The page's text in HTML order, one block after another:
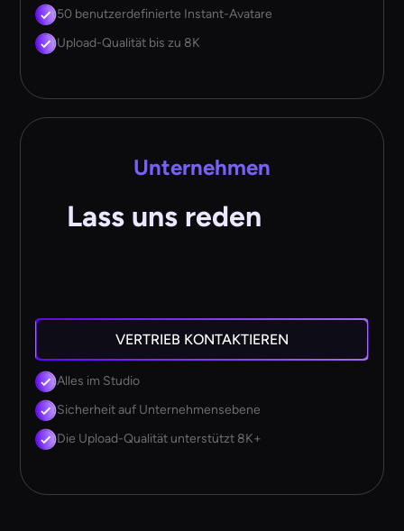
50 benutzerdefinierte Instant-Avatare
Upload-Qualität bis zu 8K
Unternehmen
Lass uns reden
VERTRIEB KONTAKTIEREN
Alles im Studio
Sicherheit auf Unternehmensebene
Die Upload-Qualität unterstützt 8K+